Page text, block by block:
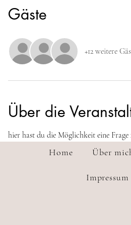
Gäste
+12 weitere
Über die
hier hast du die Möglichkeit eine
Home Über
Impressum